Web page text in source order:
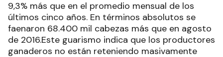
9,3% más que en el promedio mensual de los
últimos cinco años. En términos absolutos se
faenaron 68.400 mil cabezas más que en agosto
de 2016.Este guarismo indica que los productores
ganaderos no están reteniendo masivamente